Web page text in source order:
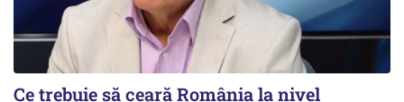
Ce trebuie să ceară România la nivel